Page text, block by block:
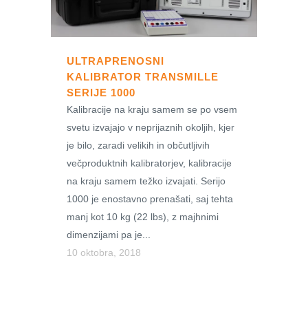
ULTRAPRENOSNI
KALIBRATOR TRANSMILLE
SERIJE 1000
Kalibracije na kraju samem se po vsem
svetu izvajajo v neprijaznih okoljih, kjer
je bilo, zaradi velikih in občutljivih
večproduktnih kalibratorjev, kalibracije
na kraju samem težko izvajati. Serijo
1000 je enostavno prenašati, saj tehta
manj kot 10 kg (22 lbs), z majhnimi
dimenzijami pa je...
10 oktobra, 2018